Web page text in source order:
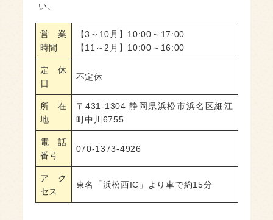
い。
営業
時間
【3～10月】10:00～17:00
【11～2月】10:00～16:00
定休
日
不定休
所在
地
〒431-1304 静岡県浜松市浜名区細江
町中川6755
電話
番号
070-1373-4926
アク
セス
東名「浜松西IC」より車で約15分